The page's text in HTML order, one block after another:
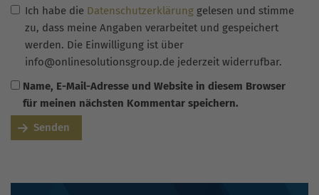
Ich habe die Datenschutzerklärung gelesen und stimme
zu, dass meine Angaben verarbeitet und gespeichert
werden. Die Einwilligung ist über
info@onlinesolutionsgroup.de jederzeit widerrufbar.
Name, E-Mail-Adresse und Website in diesem Browser
für meinen nächsten Kommentar speichern.
Senden